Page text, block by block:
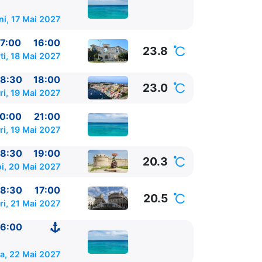
- 21:30
06:00 - ⚓
17 Mai 2027
16:00
18 Mai 2027 23.8
18:00
19 Mai 2027 23.0
21:00
19 Mai 2027
19:00
20 Mai 2027 20.3
17:00
21 Mai 2027 20.5
22 Mai 2027